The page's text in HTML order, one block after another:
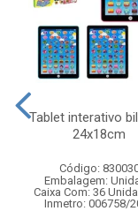
Tablet interativo
24x18cm
Código:
Embalagem:
Caixa Com: 36
Inmetro: 006758/